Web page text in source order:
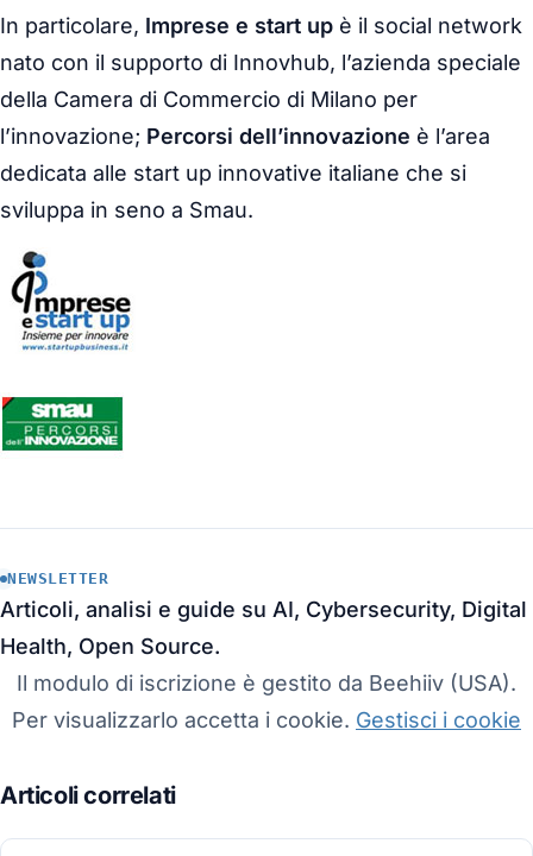
In particolare, Imprese e start up è il social network
nato con il supporto di Innovhub, l’azienda speciale
della Camera di Commercio di Milano per
l’innovazione; Percorsi dell’innovazione è l’area
dedicata alle start up innovative italiane che si
sviluppa in seno a Smau.
NEWSLETTER
Articoli, analisi e guide su AI, Cybersecurity, Digital
Health, Open Source.
Il modulo di iscrizione è gestito da Beehiiv (USA).
Per visualizzarlo accetta i cookie. Gestisci i cookie